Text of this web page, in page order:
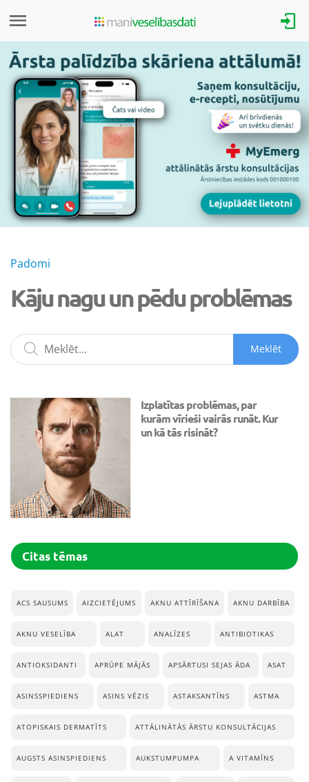
Padomi
Kāju nagu un pēdu problēmas
Meklēt
Izplatītas problēmas, par
kurām vīrieši vairās runāt. Kur
un kā tās risināt?
Citas tēmas
ACS SAUSUMS AIZCIETĒJUMS AKNU ATTĪRĪŠANA AKNU DARBĪBA
AKNU VESELĪBA ALAT ANALĪZES ANTIBIOTIKAS
ANTIOKSIDANTI APRŪPE MĀJĀS APSĀRTUSI SEJAS ĀDA ASAT
ASINSSPIEDIENS ASINS VĒZIS ASTAKSANTĪNS ASTMA
ATOPISKAIS DERMATĪTS ATTĀLINĀTĀS ĀRSTU KONSULTĀCIJAS
AUGSTS ASINSPIEDIENS AUKSTUMPUMPA A VITAMĪNS